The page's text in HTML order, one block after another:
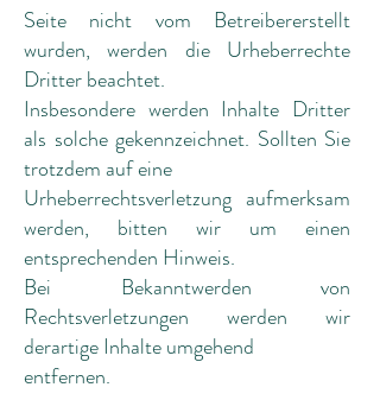
Seite nicht vom Betreibererstellt
wurden, werden die Urheberrechte
Dritter beachtet.
Insbesondere werden Inhalte Dritter
als solche gekennzeichnet. Sollten Sie
trotzdem auf eine
Urheberrechtsverletzung aufmerksam
werden, bitten wir um einen
entsprechenden Hinweis.
Bei Bekanntwerden von
Rechtsverletzungen werden wir
derartige Inhalte umgehend
entfernen.